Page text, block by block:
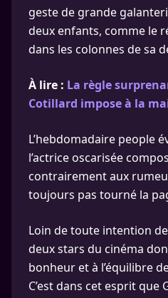
geste de grande
deux enfants, comme le
dans les colonnes de sa
À lire : La règle
Cotillard impose à la
L’hebdomadaire people
l’actrice oscarisée
contrairement aux
toujours pas tourné la
Loin de toute intention
deux stars du cinéma
bonheur et à l’équilibre
C’est dans cet esprit que